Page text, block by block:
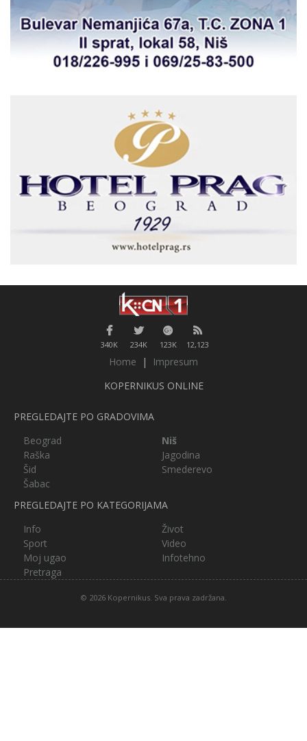
340K 234K 123K 12,123
Home |
Impresum
KOPERNIKUS ONLINE
PREGLEDAJTE PO GRADOVIMA
Beograd
Niš
Raška
Jagodina
Šid
Smederevo
Šabac
PREGLEDAJTE PO KATEGORIJAMA
Info
Život
Sport
Video
Moj ugao
Infotehno
Pretraga
© 2026 Kopernikus. Sva prava zadržana.